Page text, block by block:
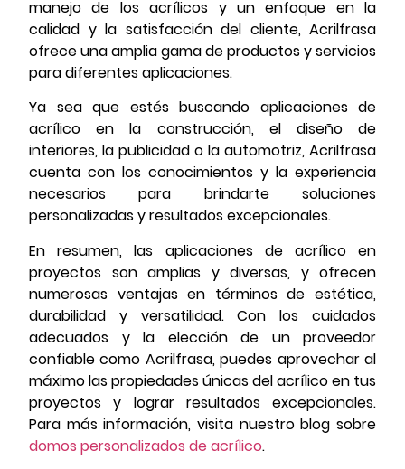
manejo de los acrílicos y un enfoque en la
calidad y la satisfacción del cliente, Acrilfrasa
ofrece una amplia gama de productos y servicios
para diferentes aplicaciones.
Ya sea que estés buscando aplicaciones de
acrílico en la construcción, el diseño de
interiores, la publicidad o la automotriz, Acrilfrasa
cuenta con los conocimientos y la experiencia
necesarios para brindarte soluciones
personalizadas y resultados excepcionales.
En resumen, las aplicaciones de acrílico en
proyectos son amplias y diversas, y ofrecen
numerosas ventajas en términos de estética,
durabilidad y versatilidad. Con los cuidados
adecuados y la elección de un proveedor
confiable como Acrilfrasa, puedes aprovechar al
máximo las propiedades únicas del acrílico en tus
proyectos y lograr resultados excepcionales.
Para más información, visita nuestro blog sobre
domos personalizados de acrílico.